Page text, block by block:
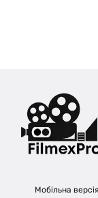
Мобільна версія